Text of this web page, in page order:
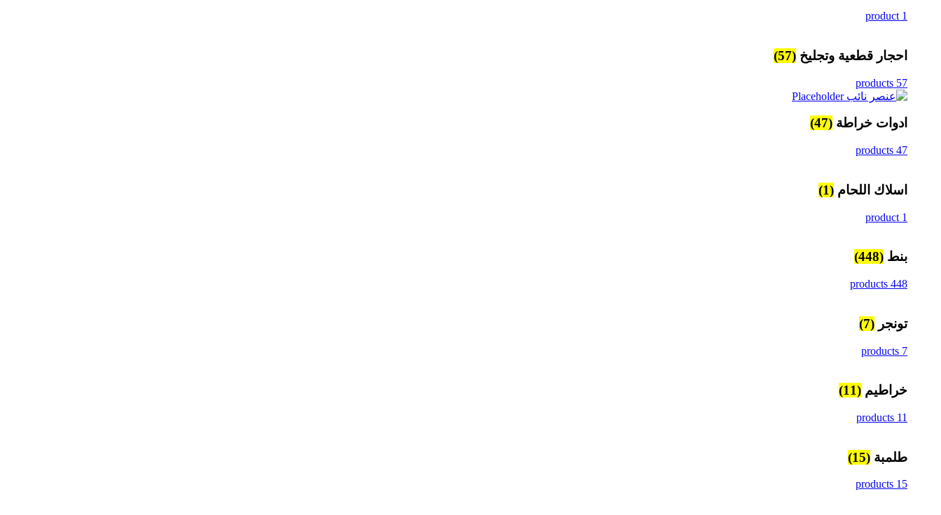
1 product
احجار قطعية وتجليخ (57)
57 products
ادوات خراطة (47)
47 products
اسلاك اللحام (1)
1 product
بنط (448)
448 products
تونجر (7)
7 products
خراطيم (11)
11 products
طلمبة (15)
15 products